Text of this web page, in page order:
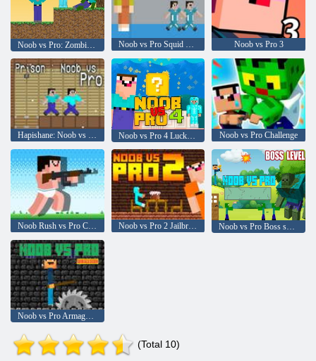
Noob vs Pro: Zombie Apocalypse Noob vs Pro Squid Challenge Noob vs Pro 3
Hapishane: Noob vs Pro Noob vs Pro 4 Lucky Block Noob vs Pro Challenge
Noob vs Pro 2 Jailbreak Noob vs Pro Boss seviyesi
Noob vs Pro Armageddon
(Total 10)